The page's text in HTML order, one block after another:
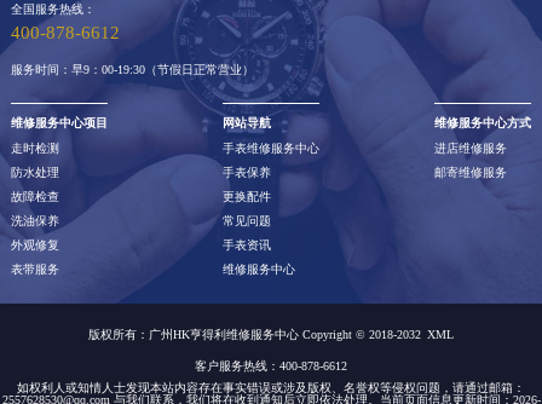
全国服务热线：
400-878-6612
服务时间：早9：00-19:30（节假日正常营业）
维修服务中心项目
走时检测
防水处理
故障检查
洗油保养
外观修复
表带服务
网站导航
手表维修服务中心
手表保养
更换配件
常见问题
手表资讯
维修服务中心
维修服务中心方式
进店维修服务
邮寄维修服务
版权所有：广州HK亨得利维修服务中心 Copyright © 2018-2032 XML
客户服务热线：400-878-6612
如权利人或知情人士发现本站内容存在事实错误或涉及版权、名誉权等侵权问题，请通过邮箱：
2557628530@qq.com 与我们联系，我们将在收到通知后立即依法处理。当前页面信息更新时间：2026-